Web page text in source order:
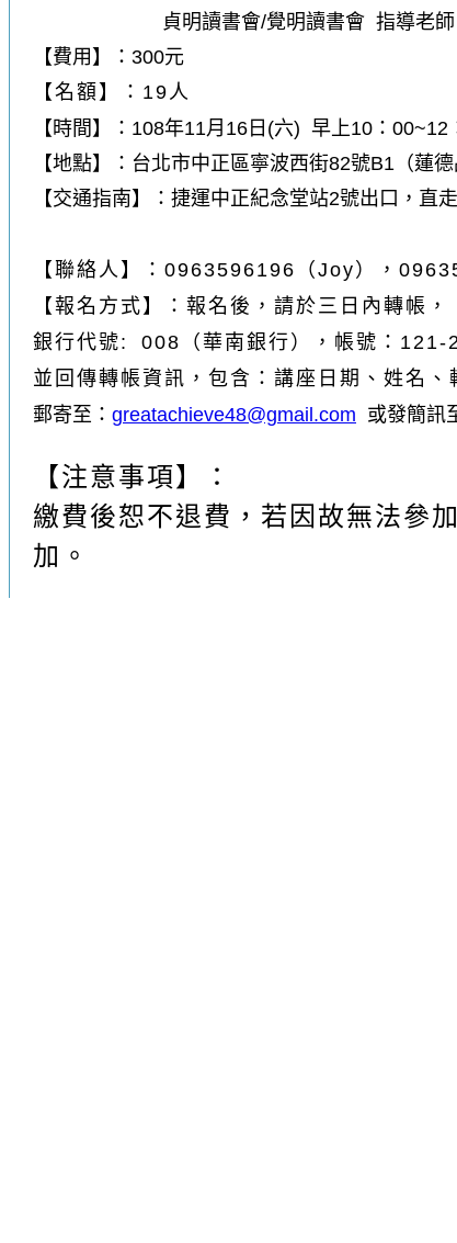
貞明讀書會/覺明讀書會 指導老師
【費用】：300元
【名額】：19人
【時間】：108年11月16日(六) 早上10：00~12
【地點】：台北市中正區寧波西街82號B1（蓮
【交通指南】：捷運中正紀念堂站2號出口，直
【聯絡人】：0963596196（Joy），
【報名方式】：報名後，請於三日內轉帳，
銀行代號: 008（華南銀行），帳號：121-
並回傳轉帳資訊，包含：講座日期 、 姓名、
郵寄至： greatachieve48@gmail.com 或發簡訊
【注意事項】：
繳費後恕不退費，若因故無法參
加。